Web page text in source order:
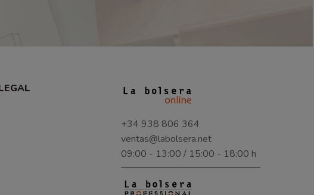
+34 938 806 364
ventas@labolsera.net
09:00 - 13:00 / 15:00 - 18:00 h